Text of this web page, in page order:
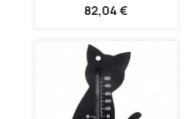
82,04 €